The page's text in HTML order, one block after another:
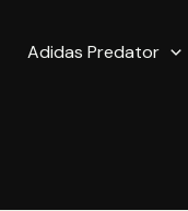
Adidas Predator